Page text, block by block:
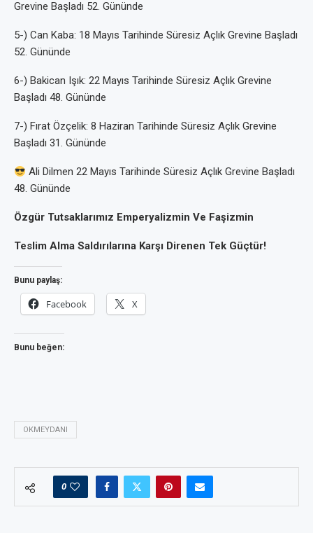
Grevine Başladı 52. Gününde
5-) Can Kaba: 18 Mayıs Tarihinde Süresiz Açlık Grevine Başladı
52. Gününde
6-) Bakican Işık: 22 Mayıs Tarihinde Süresiz Açlık Grevine
Başladı 48. Gününde
7-) Fırat Özçelik: 8 Haziran Tarihinde Süresiz Açlık Grevine
Başladı 31. Gününde
Ali Dilmen 22 Mayıs Tarihinde Süresiz Açlık Grevine Başladı
48. Gününde
Özgür Tutsaklarımız Emperyalizmin Ve Faşizmin
Teslim Alma Saldırılarına Karşı Direnen Tek Güçtür!
Bunu paylaş:
Facebook X
Bunu beğen:
OKMEYDANI
0